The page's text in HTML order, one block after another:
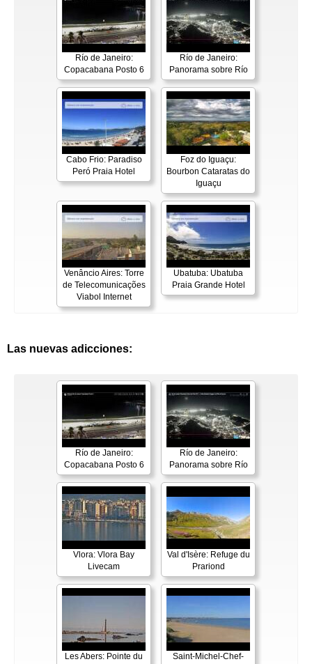
Río de Janeiro:
Copacabana Posto 6
Río de Janeiro:
Panorama sobre Río
Cabo Frio: Paradiso
Peró Praia Hotel
Foz do Iguaçu:
Bourbon Cataratas do
Iguaçu
Venâncio Aires: Torre
de Telecomunicações
Viabol Internet
Ubatuba: Ubatuba
Praia Grande Hotel
Las nuevas adicciones:
Río de Janeiro:
Copacabana Posto 6
Río de Janeiro:
Panorama sobre Río
Vlora: Vlora Bay
Livecam
Val d'Isère: Refuge du
Prariond
Les Abers: Pointe du
Saint-Michel-Chef-